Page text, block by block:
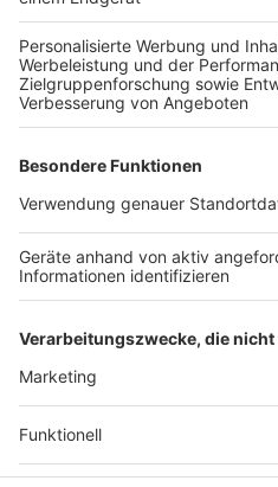
wisse ja nicht, "wie viele
sich haben und diese an den
Nummer sicher gehen,
generell eine FSME-Impfung
die abschließende
Weitere Infos erhaltet ihr
Autoren: Robert Janz &
Anzeige
Anzeige